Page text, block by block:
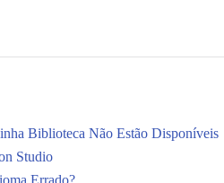
Biblioteca Não Estão Disponíveis
Studio